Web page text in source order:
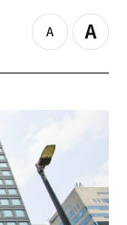
z
o
o
t
Z
o